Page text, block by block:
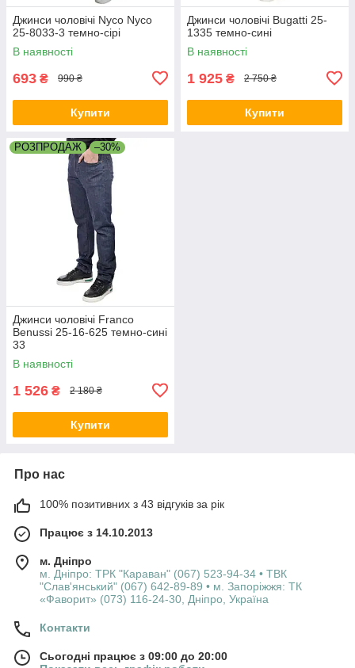
Джинси чоловічі Nyco Nyco
25-8033-3 темно-сірі
В наявності
693 ₴ 990 ₴
Купити
Джинси чоловічі Bugatti 25-
1335 темно-сині
В наявності
1 925 ₴ 2 750 ₴
Купити
РОЗПРОДАЖ –30%
Джинси чоловічі Franco
Benussi 25-16-625 темно-сині
33
В наявності
1 526 ₴ 2 180 ₴
Купити
Про нас
100% позитивних з 43 відгуків за рік
Працює з 14.10.2013
м. Дніпро
м. Дніпро: ТРК "Караван" (067) 523-94-34 • ТВК
"Слав'янський" (067) 642-89-89 • м. Запоріжжя: ТК
«Фаворит» (073) 116-24-30, Дніпро, Україна
Контакти
Сьогодні працює з 09:00 до 20:00